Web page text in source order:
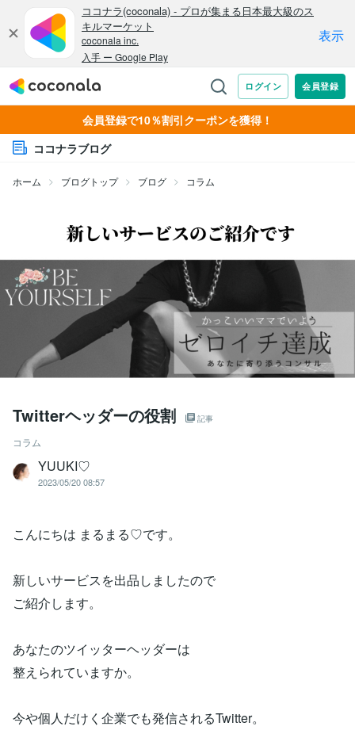
会員登録で10％割引クーポンを獲得！
ココナラブログ
ホーム ブログトップ ブログ コラム
Twitterヘッダーの役割 記事
コラム
YUUKI♡
2023/05/20 08:57
こんにちは まるまる♡です。
新しいサービスを出品しましたので
ご紹介します。
あなたのツイッターヘッダーは
整えられていますか。
今や個人だけく企業でも発信されるTwitter。